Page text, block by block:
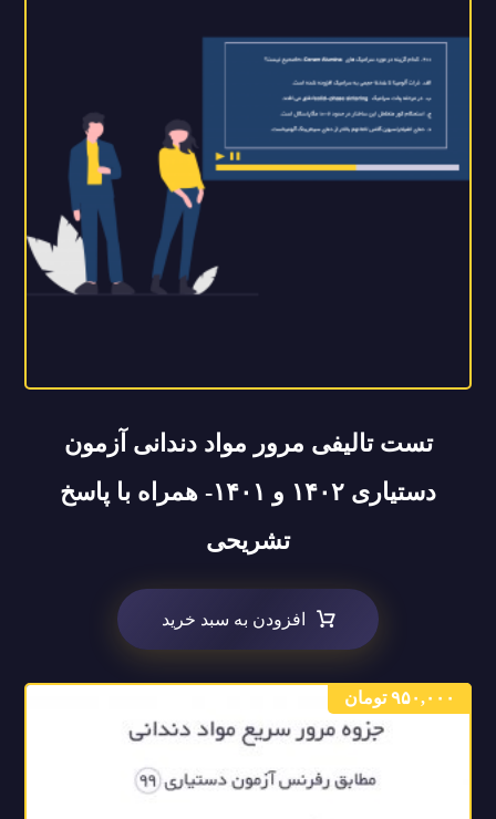
تست تالیفی مرور مواد دندانی آزمون
دستیاری ۱۴۰۲ و ۱۴۰۱- همراه با پاسخ
تشریحی
افزودن به سبد خرید
۹۵۰,۰۰۰ تومان